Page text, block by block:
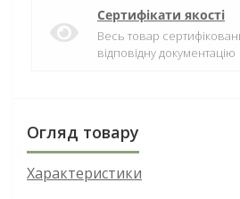
Сертифікати якості
Весь товар
відповідну документацію
Огляд товару
Характеристики